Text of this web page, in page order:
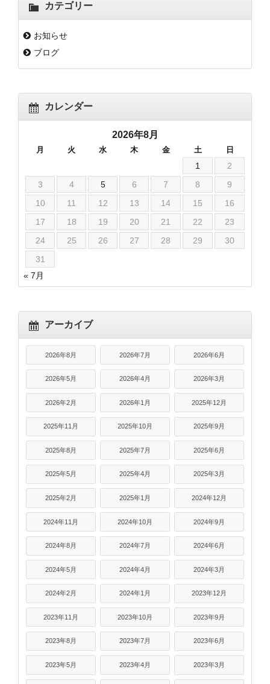
カテゴリー
お知らせ
ブログ
カレンダー
2026年8月
月 火 水 木 金 土 日
1
2
3
4 5 6 7 8
9
10
11 12 13 14 15
16
17
18 19 20 21 22
23
24
25 26 27 28 29
30
31
« 7月
アーカイブ
2026年8月 2026年7月 2026年6月
2026年5月 2026年4月 2026年3月
2026年2月 2026年1月 2025年12月
2025年11月 2025年10月 2025年9月
2025年8月 2025年7月 2025年6月
2025年5月 2025年4月 2025年3月
2025年2月 2025年1月 2024年12月
2024年11月 2024年10月 2024年9月
2024年8月 2024年7月 2024年6月
2024年5月 2024年4月 2024年3月
2024年2月 2024年1月 2023年12月
2023年11月 2023年10月 2023年9月
2023年8月 2023年7月 2023年6月
2023年5月 2023年4月 2023年3月